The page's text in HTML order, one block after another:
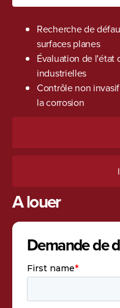
Recherche de
surfaces planes
Évaluation de l'état
industrielles
Contrôle non
la corrosion
A louer
Demande de